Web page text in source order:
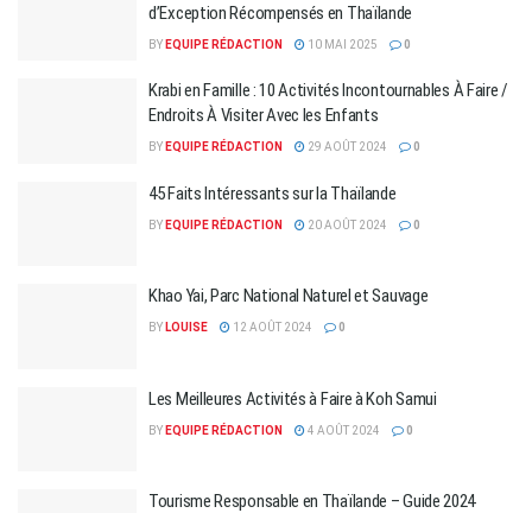
d’Exception Récompensés en Thaïlande
BY EQUIPE RÉDACTION 10 MAI 2025 0
Krabi en Famille : 10 Activités Incontournables À Faire /
Endroits À Visiter Avec les Enfants
BY EQUIPE RÉDACTION 29 AOÛT 2024 0
45 Faits Intéressants sur la Thaïlande
BY EQUIPE RÉDACTION 20 AOÛT 2024 0
Khao Yai, Parc National Naturel et Sauvage
BY LOUISE 12 AOÛT 2024 0
Les Meilleures Activités à Faire à Koh Samui
BY EQUIPE RÉDACTION 4 AOÛT 2024 0
Tourisme Responsable en Thaïlande – Guide 2024